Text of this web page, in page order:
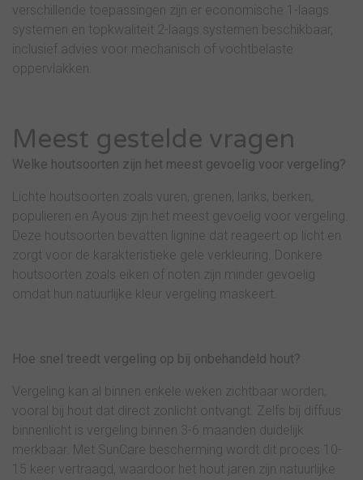
verschillende toepassingen zijn er economische 1-laags
systemen en topkwaliteit 2-laags systemen beschikbaar,
inclusief advies voor mechanisch of vochtbelaste
oppervlakken.
Meest gestelde vragen
Welke houtsoorten zijn het meest gevoelig voor vergeling?
Lichte houtsoorten zoals vuren, grenen, lariks, berken,
populieren en Ayous zijn het meest gevoelig voor vergeling.
Deze houtsoorten bevatten lignine dat reageert op licht en
zorgt voor de karakteristieke gele verkleuring. Donkere
houtsoorten zoals eiken of noten zijn minder gevoelig
omdat hun natuurlijke kleur vergeling maskeert.
Hoe snel treedt vergeling op bij onbehandeld hout?
Vergeling kan al binnen enkele weken zichtbaar worden,
vooral bij hout dat direct zonlicht ontvangt. Zelfs bij diffuus
binnenlicht is vergeling binnen 3-6 maanden duidelijk
merkbaar. Met SunCare bescherming wordt dit proces 10-
15 keer vertraagd, waardoor het hout jaren zijn natuurlijke